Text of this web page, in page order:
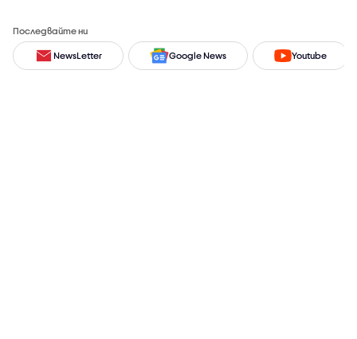
Последвайте ни
NewsLetter Google News Youtube